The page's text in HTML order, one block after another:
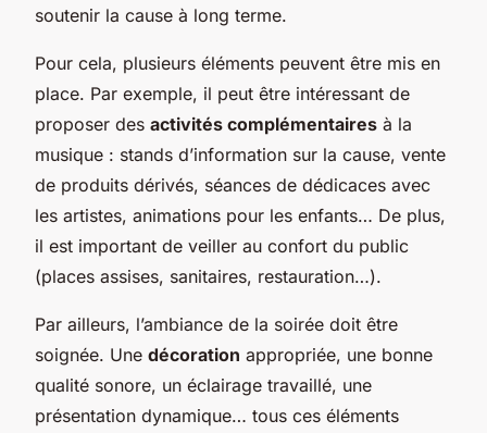
soutenir la cause à long terme.
Pour cela, plusieurs éléments peuvent être mis en
place. Par exemple, il peut être intéressant de
proposer des activités complémentaires à la
musique : stands d’information sur la cause, vente
de produits dérivés, séances de dédicaces avec
les artistes, animations pour les enfants… De plus,
il est important de veiller au confort du public
(places assises, sanitaires, restauration…).
Par ailleurs, l’ambiance de la soirée doit être
soignée. Une décoration appropriée, une bonne
qualité sonore, un éclairage travaillé, une
présentation dynamique… tous ces éléments